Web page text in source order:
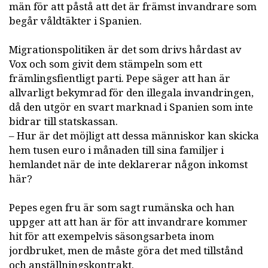
män för att påstå att det är främst invandrare som
begår våldtäkter i Spanien.
Migrationspolitiken är det som drivs hårdast av
Vox och som givit dem stämpeln som ett
främlingsfientligt parti. Pepe säger att han är
allvarligt bekymrad för den illegala invandringen,
då den utgör en svart marknad i Spanien som inte
bidrar till statskassan.
– Hur är det möjligt att dessa människor kan skicka
hem tusen euro i månaden till sina familjer i
hemlandet när de inte deklarerar någon inkomst
här?
Pepes egen fru är som sagt rumänska och han
uppger att att han är för att invandrare kommer
hit för att exempelvis säsongsarbeta inom
jordbruket, men de måste göra det med tillstånd